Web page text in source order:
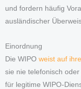
und fordern häufig
ausländischer
Einordnung
Die WIPO weist auf
sie nie telefonisch
für legitime WIPO-